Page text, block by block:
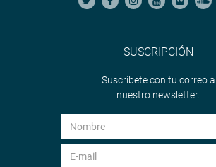
SUSCRIPCIÓN
Suscríbete con tu correo a
nuestro newsletter.